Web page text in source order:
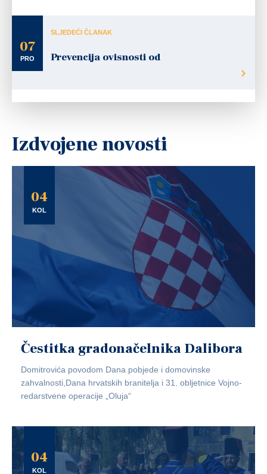
07
PRO
SLJEDEĆI ČLANAK
Prevencija ovisnosti od
Izdvojene novosti
04
KOL
Čestitka gradonačelnika Dalibora
Domitrovića povodom Dana pobjede i domovinske
zahvalnosti,Dana hrvatskih branitelja i 31. obljetnice Vojno-
redarstvene operacije „Oluja“
04
KOL